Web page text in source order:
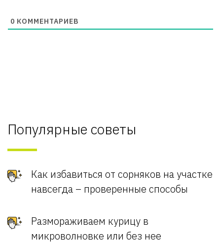
0 КОММЕНТАРИЕВ
Популярные советы
Как избавиться от сорняков на участке
навсегда – проверенные способы
Размораживаем курицу в
микроволновке или без нее